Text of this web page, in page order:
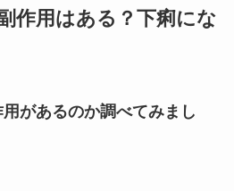
作用はある？下痢にな
があるのか調べてみまし